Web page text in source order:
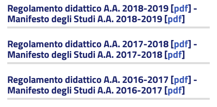
Regolamento didattico A.A. 2018-2019 [pdf] -
Manifesto degli Studi A.A. 2018-2019 [pdf]
Regolamento didattico A.A. 2017-2018 [pdf] -
Manifesto degli Studi A.A. 2017-2018 [pdf]
Regolamento didattico A.A. 2016-2017 [pdf] -
Manifesto degli Studi A.A. 2016-2017 [pdf]